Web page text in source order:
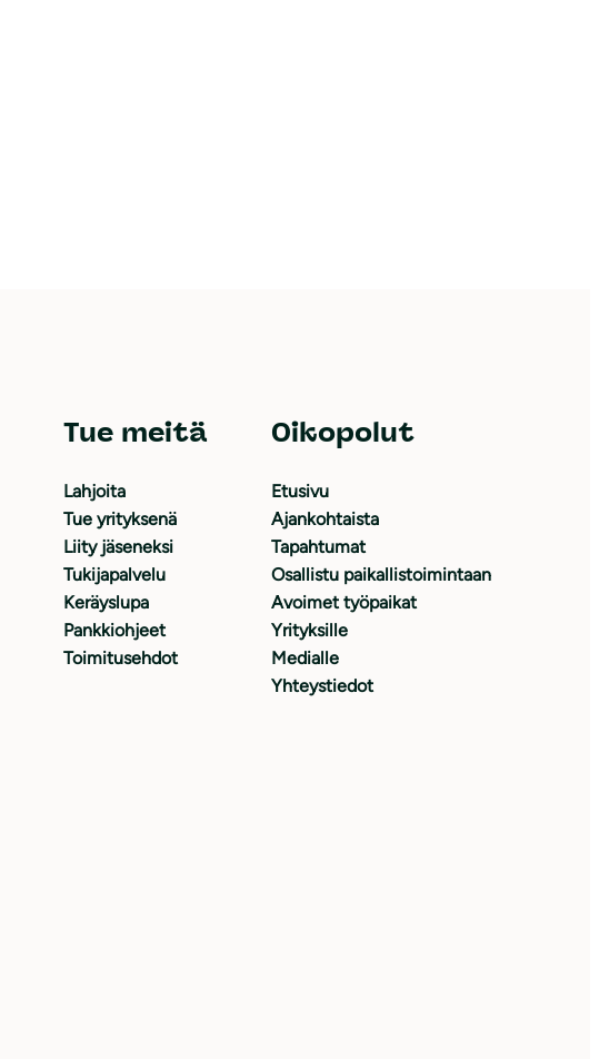
Tue meitä
Lahjoita
Tue yrityksenä
Liity jäseneksi
Tukijapalvelu
Keräyslupa
Pankkiohjeet
Toimitusehdot
Oikopolut
Etusivu
Ajankohtaista
Tapahtumat
Osallistu paikallistoimintaan
Avoimet työpaikat
Yrityksille
Medialle
Yhteystiedot